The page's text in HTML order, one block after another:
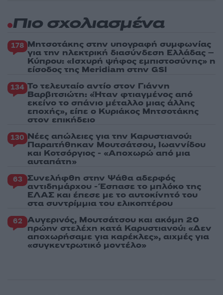
Πιο σχολιασμένα
178 Μητσοτάκης στην υπογραφή συμφωνίας
για την ηλεκτρική διασύνδεση Ελλάδας –
Κύπρου: «Ισχυρή ψήφος εμπιστοσύνης» η
είσοδος της Meridiam στην GSI
134 Το τελευταίο αντίο στον Γιάννη
Βαρβιτσιώτη: «Ήταν φτιαγμένος από
εκείνο το σπάνιο μέταλλο μιας άλλης
εποχής», είπε ο Κυριάκος Μητσοτάκης
στον επικήδειο
130 Νέες απώλειες για την Καρυστιανού:
Παραιτήθηκαν Μουτσάτσου, Ιωαννίδου
και Κοτσόργιος - «Αποχωρώ από μια
αυταπάτη»
63 Συνελήφθη στην Ψάθα αδερφός
αντιδημάρχου - Έσπασε το μπλόκο της
ΕΛΑΣ και έπεσε με το αυτοκίνητό του
στα συντρίμμια του ελικοπτέρου
62 Αυγερινός, Μουτσάτσου και ακόμη 20
πρώην στελέχη κατά Καρυστιανού: «Δεν
αποχωρήσαμε για καρέκλες», αιχμές για
«συγκεντρωτικό μοντέλο»